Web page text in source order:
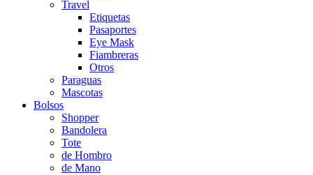
Travel
Etiquetas
Pasaportes
Eye Mask
Fiambreras
Otros
Paraguas
Mascotas
Bolsos
Shopper
Bandolera
Tote
de Hombro
de Mano